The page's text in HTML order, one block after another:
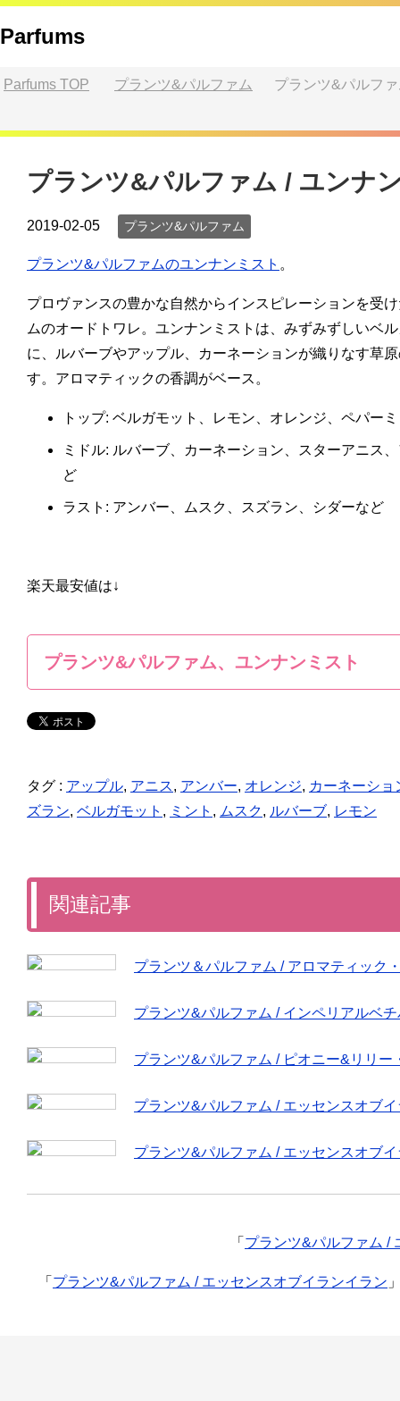
Parfums
Parfums TOP プランツ&パルファム プランツ&パルフ
プランツ&パルファム / ユンナ
2019-02-05 プランツ&パルファム
プランツ&パルファムのユンナンミスト 。
プロヴァンスの豊かな自然からインスピレーションを受
ムのオードトワレ。ユンナンミストは、みずみずしいベ
に、ルバーブやアップル、カーネーションが織りなす草
す。アロマティックの香調がベース。
トップ: ベルガモット、レモン、オレンジ、ペパー
ミドル: ルバーブ、カーネーション、スターアニス
ど
ラスト: アンバー、ムスク、スズラン、シダーなど
楽天最安値は↓
プランツ&パルファム、ユンナンミスト
タグ : アップル, アニス, アンバー, オレンジ, カーネーショ
ズラン, ベルガモット , ミント , ムスク, ルバーブ, レモン
関連記事
プランツ＆パルファム / アロマティック
プランツ&パルファム / インペリアルベ
プランツ&パルファム / ピオニー&リリー
プランツ&パルファム / エッセンスオブ
プランツ&パルファム / エッセンスオブ
「 プランツ&パルファム /
「 プランツ&パルファム / エッセンスオブイランイラン